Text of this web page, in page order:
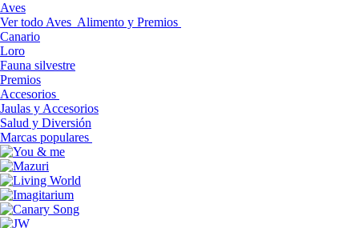
Aves
Ver todo Aves Alimento y Premios
Canario
Loro
Fauna silvestre
Premios
Accesorios
Jaulas y Accesorios
Salud y Diversión
Marcas populares